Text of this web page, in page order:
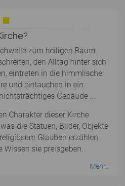
zum heiligen Raum
den Alltag hinter sich
eintreten in die himmlische
und eintauchen in ein
Gebäude ...
Charakter dieser Kirche
die Statuen, Bilder, Objekte
Glauben erzählen
Wissen sie preisgeben.
Mehr...